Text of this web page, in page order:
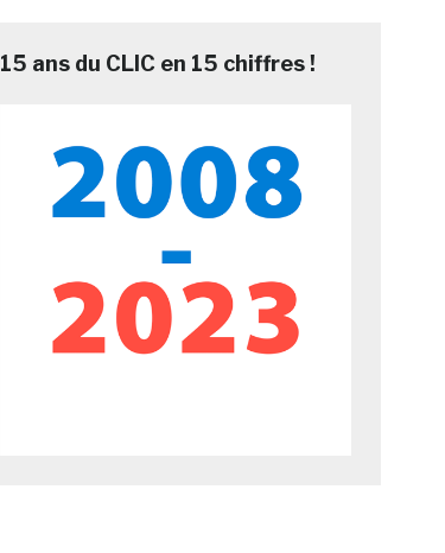
4,74%-1 place
3,88%
12,66%
9,74%
15 ans du CLIC en 15 chiffres !